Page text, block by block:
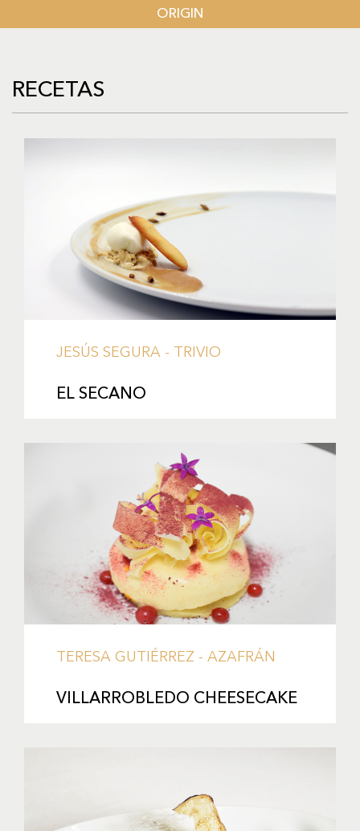
ORIGIN
RECETAS
JESÚS SEGURA - TRIVIO
EL SECANO
TERESA GUTIÉRREZ - AZAFRÁN
VILLARROBLEDO CHEESECAKE